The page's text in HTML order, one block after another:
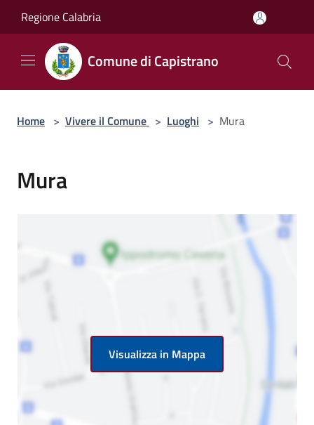
Regione Calabria
Comune di Capistrano
Home > Vivere il Comune > Luoghi > Mura
Mura
Visualizza in Mappa